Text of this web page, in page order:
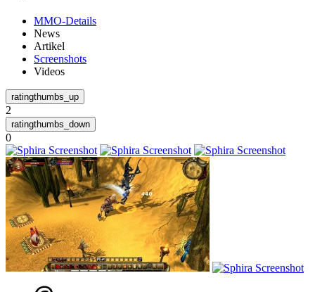
MMO-Details
News
Artikel
Screenshots
Videos
2
0